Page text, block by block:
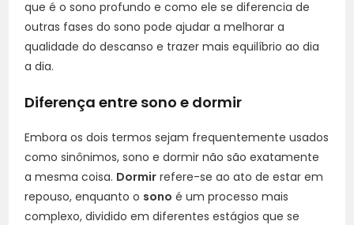
que é o sono profundo e como ele se diferencia de
outras fases do sono pode ajudar a melhorar a
qualidade do descanso e trazer mais equilíbrio ao dia
a dia.
Diferença entre sono e dormir
Embora os dois termos sejam frequentemente usados
como sinônimos, sono e dormir não são exatamente
a mesma coisa. Dormir refere-se ao ato de estar em
repouso, enquanto o sono é um processo mais
complexo, dividido em diferentes estágios que se